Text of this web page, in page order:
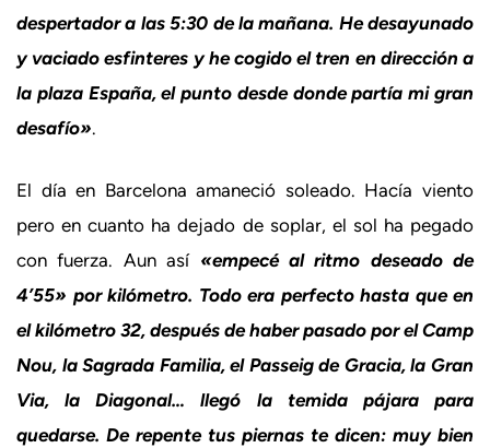
despertador a las 5:30 de la mañana. He desayunado
y vaciado esfinteres y he cogido el tren en dirección a
la plaza España, el punto desde donde partía mi gran
desafío».
El día en Barcelona amaneció soleado. Hacía viento
pero en cuanto ha dejado de soplar, el sol ha pegado
con fuerza. Aun así «empecé al ritmo deseado de
4’55» por kilómetro. Todo era perfecto hasta que en
el kilómetro 32, después de haber pasado por el Camp
Nou, la Sagrada Familia, el Passeig de Gracia, la Gran
Via, la Diagonal… llegó la temida pájara para
quedarse. De repente tus piernas te dicen: muy bien